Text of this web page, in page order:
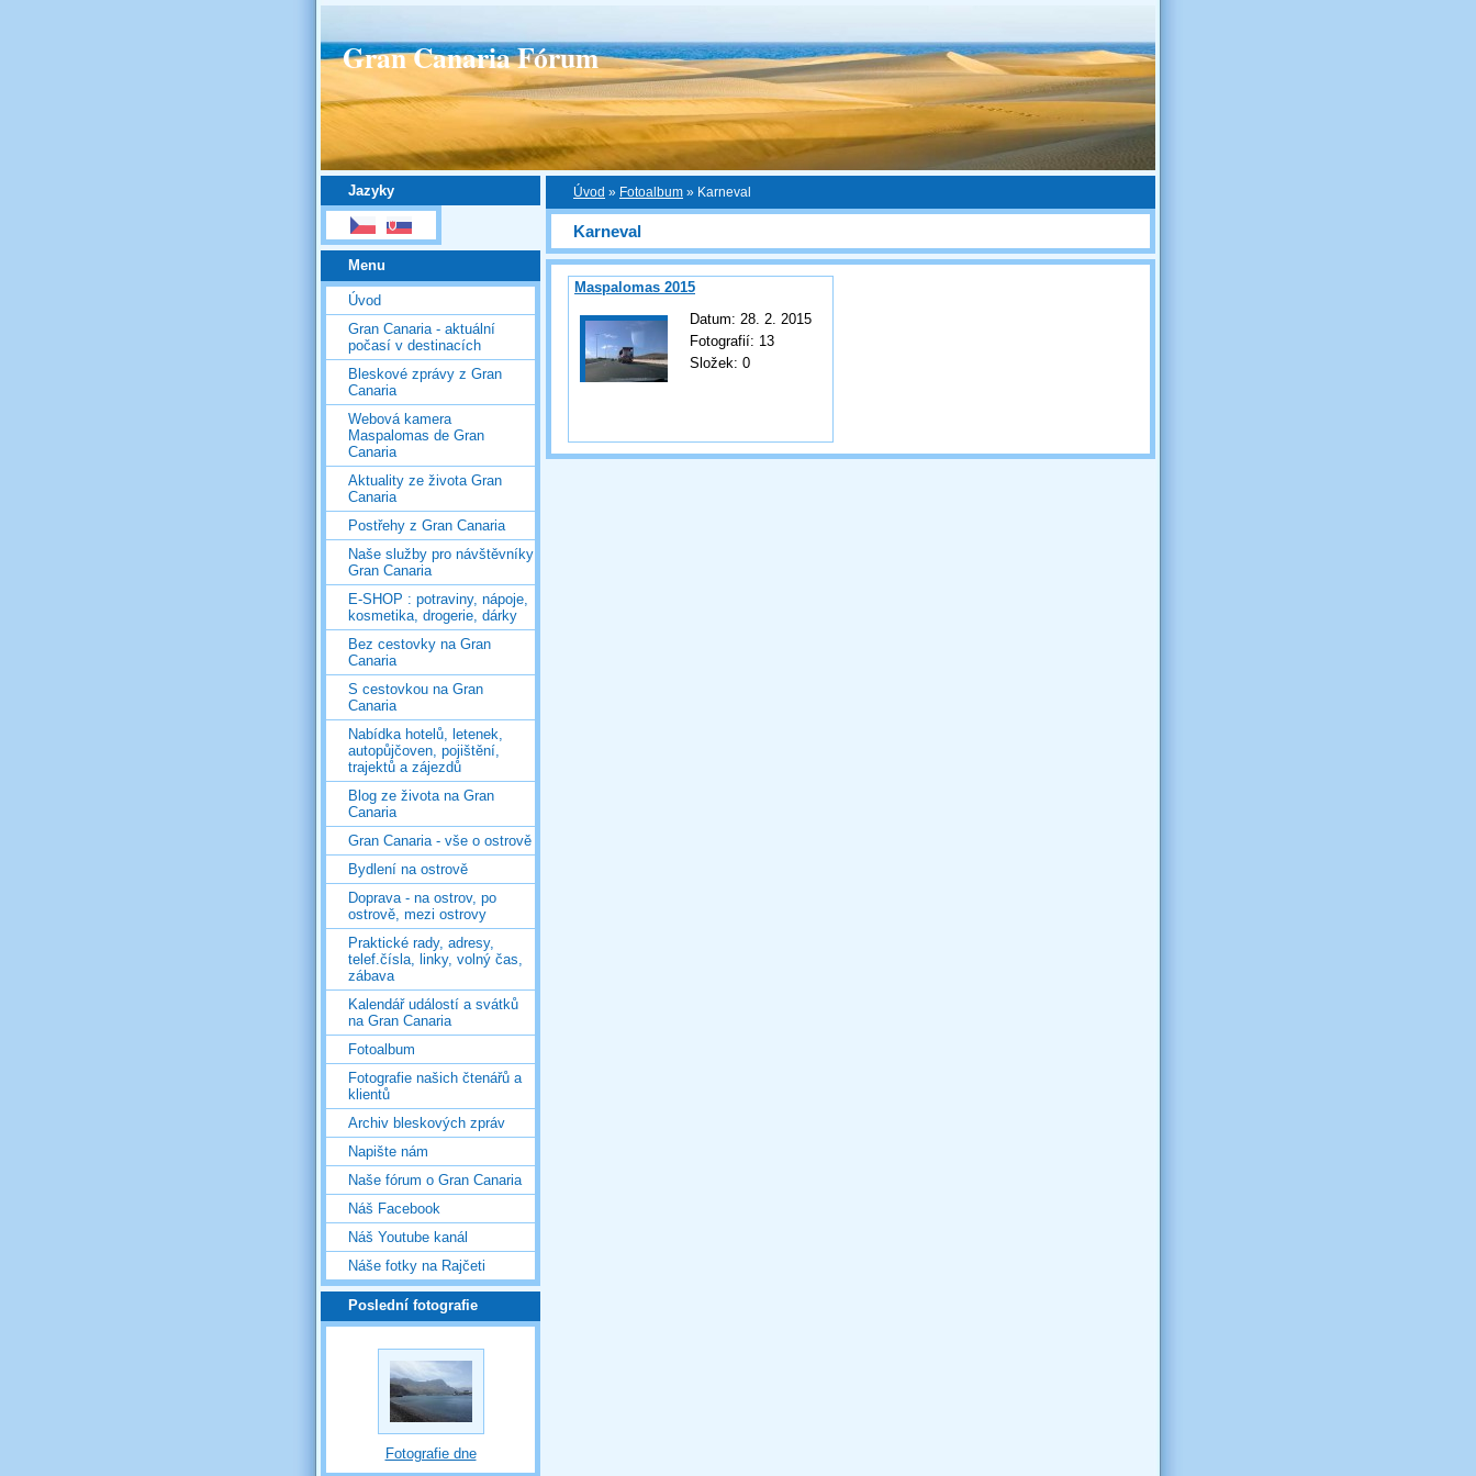
Gran Canaria Fórum
Jazyky
Menu
Úvod
Gran Canaria - aktuální
počasí v destinacích
Bleskové zprávy z Gran
Canaria
Webová kamera
Maspalomas de Gran
Canaria
Aktuality ze života Gran
Canaria
Postřehy z Gran Canaria
Naše služby pro návštěvníky
Gran Canaria
E-SHOP : potraviny, nápoje,
kosmetika, drogerie, dárky
Bez cestovky na Gran
Canaria
S cestovkou na Gran
Canaria
Nabídka hotelů, letenek,
autopůjčoven, pojištění,
trajektů a zájezdů
Blog ze života na Gran
Canaria
Gran Canaria - vše o ostrově
Bydlení na ostrově
Doprava - na ostrov, po
ostrově, mezi ostrovy
Praktické rady, adresy,
telef.čísla, linky, volný čas,
zábava
Kalendář událostí a svátků
na Gran Canaria
Fotoalbum
Fotografie našich čtenářů a
klientů
Archiv bleskových zpráv
Napište nám
Naše fórum o Gran Canaria
Náš Facebook
Náš Youtube kanál
Náše fotky na Rajčeti
Poslední fotografie
Fotografie dne
Úvod » Fotoalbum » Karneval
Karneval
Maspalomas 2015
Datum: 28. 2. 2015
Fotografií: 13
Složek: 0